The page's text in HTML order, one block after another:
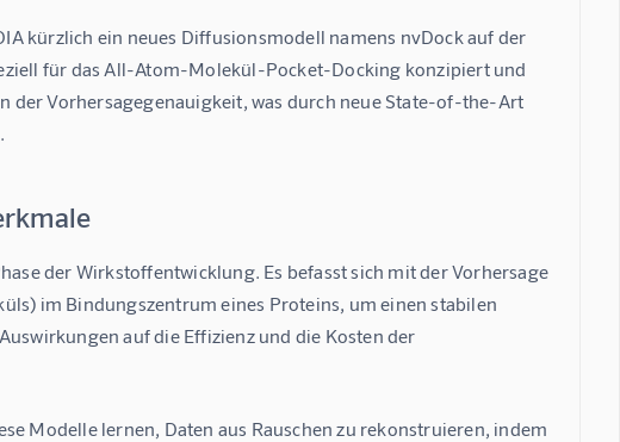
kürzlich ein neues Diffusionsmodell namens nvDock auf der
für das All-Atom-Molekül-Pocket-Docking konzipiert und
der Vorhersagegenauigkeit, was durch neue State-of-the-Art
der Wirkstoffentwicklung. Es befasst sich mit der Vorhersage
im Bindungszentrum eines Proteins, um einen stabilen
auf die Effizienz und die Kosten der
Modelle lernen, Daten aus Rauschen zu rekonstruieren, indem